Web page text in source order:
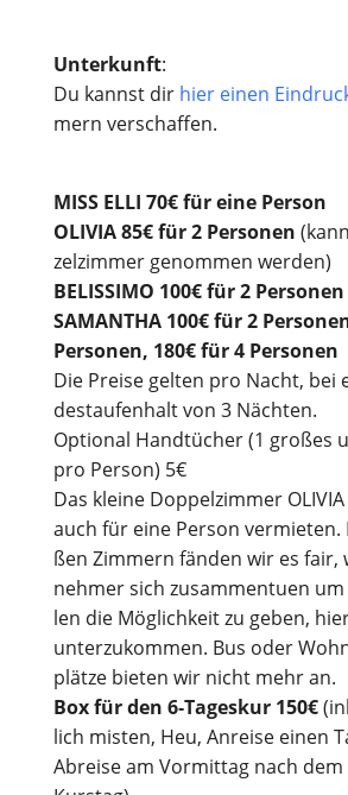
Unter­kunft:
Du kannst dir hier einen
mern verschaffen.
MISS ELLI 70€ für eine Person
OLIVIA 85€ für 2 Per­so­nen
zel­zim­mer genom­men werden)
BELISSIMO 100€ für 2 Personen
SAMANTHA 100€ für 2
Per­so­nen, 180€ für 4 Personen
Die Prei­se gel­ten pro Nacht, bei
destau­fen­halt von 3 Nächten.
Optio­nal Hand­tü­cher (1 gro­ßes
pro Per­son) 5€
Das klei­ne Dop­pel­zim­mer
auch für eine Per­son
ßen Zim­mern fän­den wir es fair,
neh­mer sich zusam­men­tu­en
len die Mög­lich­keit zu geben,
unter­zu­kom­men. Bus oder
plät­ze bie­ten wir nicht mehr an.
Box für den 6‑Tageskur 150€
lich mis­ten, Heu, Anrei­se einen
Abrei­se am Vor­mit­tag nach dem